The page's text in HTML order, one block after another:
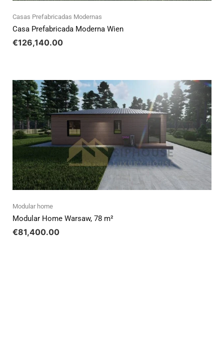
Casas Prefabricadas Modernas
Casa Prefabricada Moderna Wien
€126,140.00
Modular home
Modular Home Warsaw, 78 m²
€81,400.00